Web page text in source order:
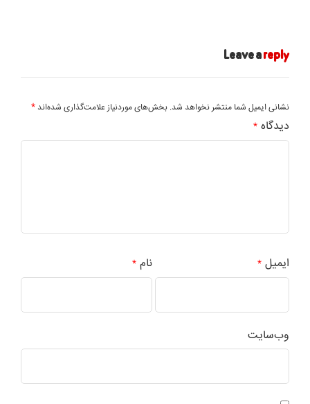
Leave areply
نشانی ایمیل شما منتشر نخواهد شد. بخش‌های موردنیاز علامت‌گذاری شده‌اند *
دیدگاه *
نام * ایمیل*
وب‌سایت